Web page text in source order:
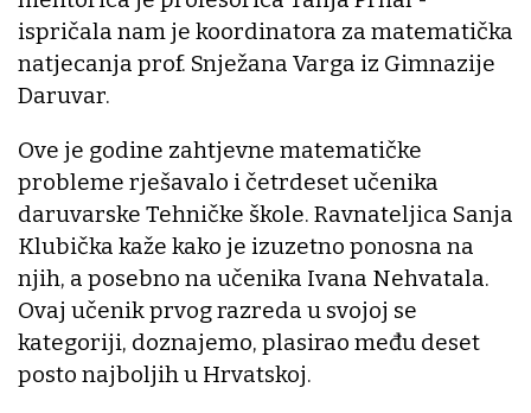
ispričala nam je koordinatora za matematička
natjecanja prof. Snježana Varga iz Gimnazije
Daruvar.
Ove je godine zahtjevne matematičke
probleme rješavalo i četrdeset učenika
daruvarske Tehničke škole. Ravnateljica Sanja
Klubička kaže kako je izuzetno ponosna na
njih, a posebno na učenika Ivana Nehvatala.
Ovaj učenik prvog razreda u svojoj se
kategoriji, doznajemo, plasirao među deset
posto najboljih u Hrvatskoj.